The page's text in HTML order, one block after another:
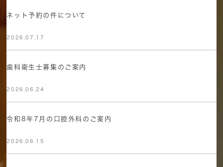
ネット予約の件について
2026.07.17
歯科衛生士募集のご案内
2026.06.24
令和8年7月の口腔外科のご案内
2026.06.15